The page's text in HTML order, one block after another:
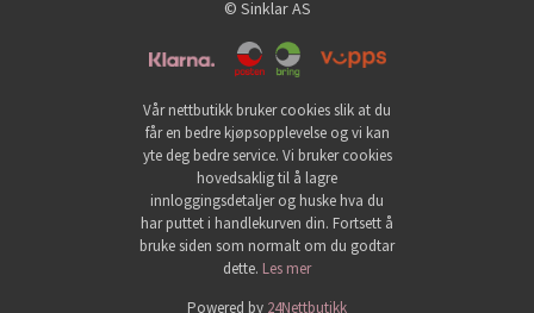
© Sinklar AS
Vår nettbutikk bruker cookies slik at du
får en bedre kjøpsopplevelse og vi kan
yte deg bedre service. Vi bruker cookies
hovedsaklig til å lagre
innloggingsdetaljer og huske hva du
har puttet i handlekurven din. Fortsett å
bruke siden som normalt om du godtar
dette. Les mer
Powered by 24Nettbutikk